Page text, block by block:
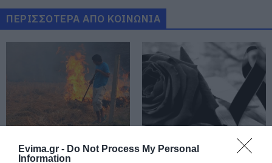
Evima.gr - Do Not Process My Personal
Information
ημέρες
10.08.2026 | 12:40
Κόκκινος συναγερμός για φωτιά
σήμερα στην Εύβοια – Προσοχή
10.08.2026 | 12:20
Πέθανε κτηνοτρόφος μετά τη
θανάτωση του κοπαδιού του
ΠΕΡΙΣΣΟΤΕΡΑ ΑΠΟ ΚΟΙΝΩΝΙΑ
Εύβοια: Έκαιγε
σκουπίδια και του
Πέθανε ο γνωστός
συγγραφέας Στέλιος